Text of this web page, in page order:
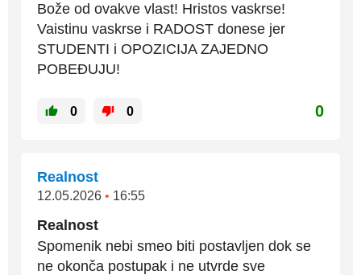
Bože od ovakve vlast! Hristos vaskrse!
Vaistinu vaskrse i RADOST donese jer
STUDENTI i OPOZICIJA ZAJEDNO
POBEĐUJU!
0 0 0
Realnost
12.05.2026 • 16:55
Realnost
Spomenik nebi smeo biti postavljen dok se
ne okonča postupak i ne utvrde sve